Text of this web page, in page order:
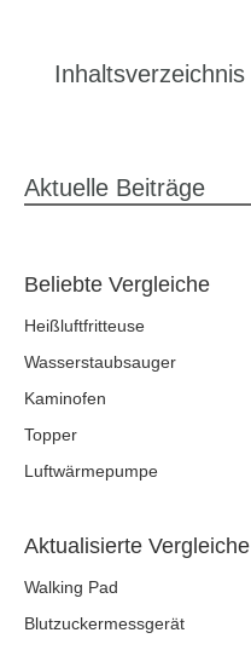
Inhaltsverzeichnis
Aktuelle Beiträge
Beliebte Vergleiche
Heißluftfritteuse
Wasserstaubsauger
Kaminofen
Topper
Luftwärmepumpe
Aktualisierte Vergleiche
Walking Pad
Blutzuckermessgerät